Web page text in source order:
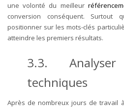
une volonté du meilleur
conversion conséquent. Surtout
positionner sur les mots-clés
atteindre les premiers résultats.
3.3.
techniques
Après de nombreux jours de travail